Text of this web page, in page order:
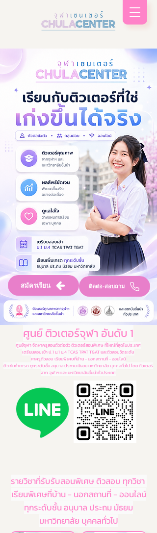
ติดต่อ-สอบถาม
สมัครเรียน
ศูนย์ ติวเตอร์จุฬา อันดับ 1
ศูนย์จุฬา จัดหาครูสอนตัวต่อตัว ติวเตอร์สอนพิเศษ ที่ใหญ่ที่สุดในประเทศ
เตรียมสอบเข้า ป.1 ม.1 ม.4 TCAS TPAT TGAT และติวสอบวัดระดับ
หาครูติวสอบ เรียนพิเศษที่บ้าน - นอกสถานที่ - ออนไลน์
ติวเข้มทำเกรด ทุกระดับชั้น อนุบาล ประถม มัธยม มหาวิทยาลัย บุคคลทั่วไป โดย ติวเตอร์
จาก จุฬาฯ และ มหาวิทยาลัยชั้นนำทั่วประเทศ
รายวิชาที่รับรับสอนพิเศษ ติวสอบ ทุกวิชา
เรียนพิเศษที่บ้าน - นอกสถานที่ - ออนไลน์
ทุกระดับชั้น อนุบาล ประถม มัธยม
มหาวิทยาลัย บุคคลทั่วไป